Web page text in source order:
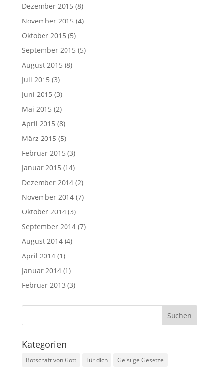
Dezember 2015 (8)
November 2015 (4)
Oktober 2015 (5)
September 2015 (5)
August 2015 (8)
Juli 2015 (3)
Juni 2015 (3)
Mai 2015 (2)
April 2015 (8)
März 2015 (5)
Februar 2015 (3)
Januar 2015 (14)
Dezember 2014(2)
November 2014(7)
Oktober 2014(3)
September 2014(7)
August 2014(4)
April 2014(1)
Januar 2014(1)
Februar 2013 (3)
Kategorien
Botschaft von Gott Für dich Geistige Gesetze